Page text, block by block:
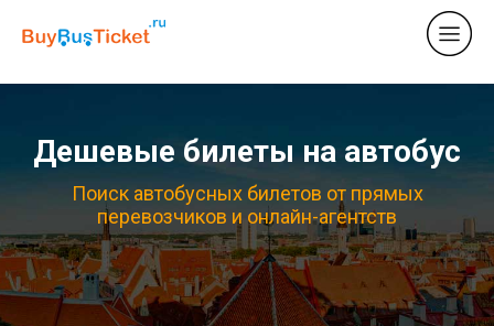
Дешевые билеты на автобус
Поиск автобусных билетов от прямых
перевозчиков и онлайн-агентств